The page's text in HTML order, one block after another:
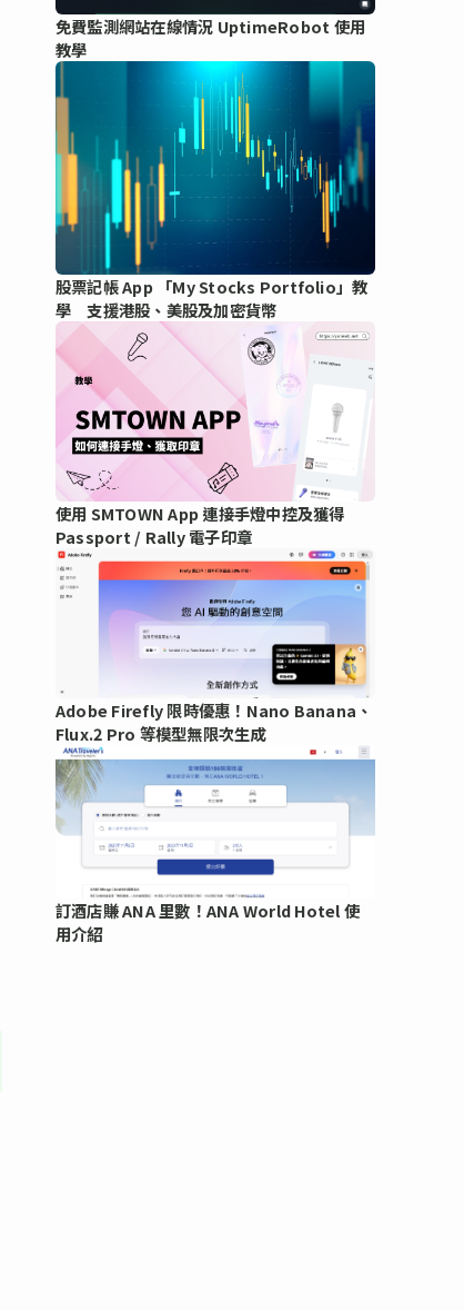
免費監測網站在線情況 UptimeRobot 使用
教學
股票記帳 App 「My Stocks Portfolio」教
學 支援港股、美股及加密貨幣
使用 SMTOWN App 連接手燈中控及獲得
Passport / Rally 電子印章
Adobe Firefly 限時優惠！Nano Banana、
Flux.2 Pro 等模型無限次生成
訂酒店賺 ANA 里數！ANA World Hotel 使
用介紹